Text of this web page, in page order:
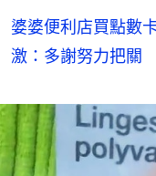
婆婆便利店買點數
激：多謝努力把關